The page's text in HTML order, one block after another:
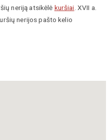
neriją atsikėlė kuršiai . XVII a.
nerijos pašto kelio